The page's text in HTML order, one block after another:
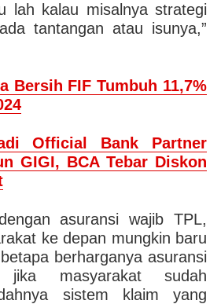
lah kalau misalnya strategi
tantangan atau isunya,”
Bersih FIF Tumbuh 11,7%
Official Bank Partner
GIGI, BCA Tebar Diskon
asuransi wajib TPL,
ke depan mungkin baru
berharganya asuransi
masyarakat sudah
sistem klaim yang